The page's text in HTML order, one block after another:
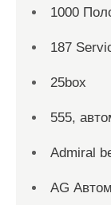
1000
187
25box
555,
Admiral
AG